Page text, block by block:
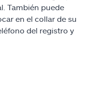
También puede
en el collar de su
del registro y